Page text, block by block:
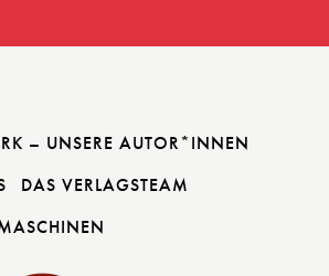
– UNSERE AUTOR*INNEN
DAS VERLAGSTEAM